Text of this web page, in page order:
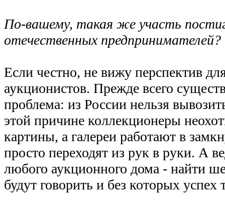
По-вашему, такая же участь
отечественных предпринимателей?
Если честно, не вижу перспектив
аукционистов. Прежде всего
проблема: из России нельзя
этой причине коллекционеры
картины, а галереи работают в
просто переходят из рук в руки. А
любого аукционного дома - найти
будут говорить и без которых успех